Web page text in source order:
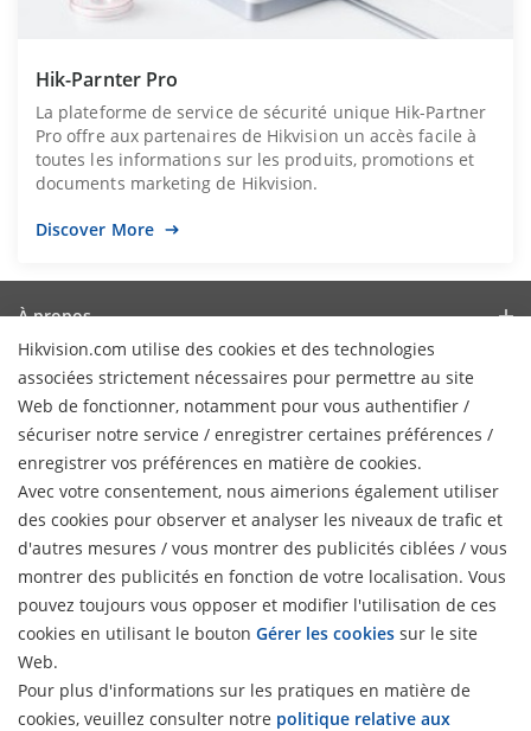
Hik-Parnter Pro
La plateforme de service de sécurité unique Hik-Partner
Pro offre aux partenaires de Hikvision un accès facile à
toutes les informations sur les produits, promotions et
documents marketing de Hikvision.
Discover More
Hikvision.com utilise des cookies et des technologies
associées strictement nécessaires pour permettre au site
Web de fonctionner, notamment pour vous authentifier /
sécuriser notre service / enregistrer certaines préférences /
enregistrer vos préférences en matière de cookies.
Avec votre consentement, nous aimerions également utiliser
des cookies pour observer et analyser les niveaux de trafic et
d'autres mesures / vous montrer des publicités ciblées / vous
montrer des publicités en fonction de votre localisation. Vous
pouvez toujours vous opposer et modifier l'utilisation de ces
cookies en utilisant le bouton Gérer les cookies sur le site
Web.
Pour plus d'informations sur les pratiques en matière de
cookies, veuillez consulter notre politique relative aux
À propos
Profil de l’Entreprise
Relations avec les investisseurs
Cybersécurité
Conformité
Développement durable
Axé sur la qualité
Contactez-nous
FAQ
Actualités
Blog
Dernières actualités
Témoignages clients
HikSnap
Bibliothèque vidéo
Partenaires
Hik-Partner Pro
Trouver un distributeur
Trouver un partenaire technologique
Portail des partenaires technologiques
Hikvision Embedded Open Platform
Témoignage de partenaire technologique
Liens Rapides
HikTech Star
Où Acheter
Produits obsolètes
Hikvision eLearning
Liste des Évènements
Contactez-nous
S'abonner à la newsletter